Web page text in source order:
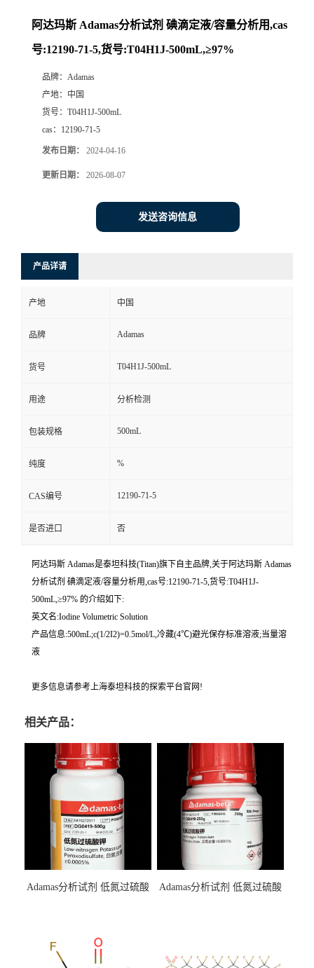
阿达玛斯 Adamas分析试剂 碘滴定液/容量分析用,cas
号:12190-71-5,货号:T04H1J-500mL,≥97%
品牌： Adamas
产地： 中国
货号： T04H1J-500mL
cas： 12190-71-5
发布日期： 2024-04-16
更新日期： 2026-08-07
发送咨询信息
产品详请
产地 中国
品牌 Adamas
货号 T04H1J-500mL
用途 分析检测
包装规格 500mL
纯度 %
CAS编号 12190-71-5
是否进口 否
阿达玛斯 Adamas是泰坦科技(Titan)旗下自主品牌,关于阿达玛斯 Adamas
分析试剂 碘滴定液/容量分析用,cas号:12190-71-5,货号:T04H1J-
500mL,≥97% 的介绍如下:
英文名:Iodine Volumetric Solution
产品信息:500mL;c(1/2I2)=0.5mol/L,冷藏(4℃)避光保存标准溶液;当量溶
液
更多信息请参考上海泰坦科技的探索平台官网!
相关产品：
Adamas分析试剂 低氮过硫酸
（泰坦现货供应）
Adamas分析试剂 低氮过硫酸